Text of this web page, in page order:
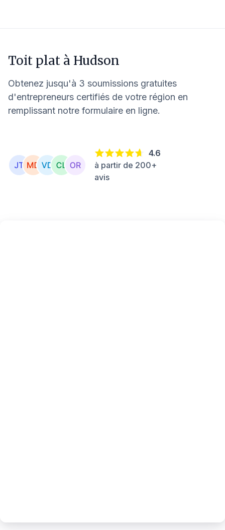
Toit plat à Hudson
Obtenez jusqu'à 3 soumissions gratuites
d'entrepreneurs certifiés de votre région en
remplissant notre formulaire en ligne.
4.6
à partir de 200+
avis